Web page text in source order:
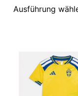
Ausführung